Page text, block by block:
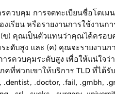
บคุม การจดทะเบียนชื่อโดเม
รียน หรือรายงานการใช้งานก
) คุณเป็นตัวแทนว่าคุณได้ครอ
ดับสูง และ (ค) คุณจะรายงาน
ควบคุมระดับสูง เพื่อให้แน่ใจว่
วกเขาให้บริการ TLD ที่ได้รั
.doctor, .fail, .gmbh,